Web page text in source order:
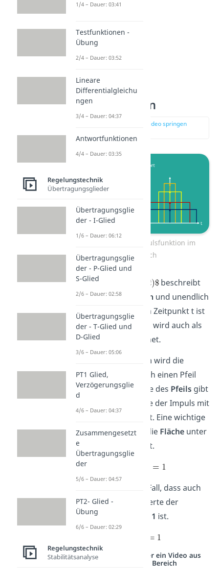
Impulsfunktion
zur Stelle im Video springen
Darstellung der Impulsfunktion im
Zeitbereich
Die Impulsfunktion
beschreibt
einen unendlich hohen und unendlich
kurzen Impuls
an dem Zeitpunkt t ist
gleich 0. Dieser Impuls wird auch als
Dirac-Impuls
bezeichnet.
Im Koordinatensystem wird die
unendliche Höhe
durch einen Pfeil
symbolisiert. Die Länge des Pfeilsgibt
dabei die Fläche an, die der Impuls mit
der x-Achse einschließt. Eine wichtige
Eigenschaft, ist, dass die Flächeunter
dem Impuls gleich
ist.
Das beutet in diesem Fall, dass auch
die Laplacetransformierte der
Impulsfunktion
gleich 1 ist.
Studyflix vernetzt: Hier ein Video aus
einem anderen Bereich
1/4 – Dauer: 03:41
Testfunktionen -
Übung
2/4 – Dauer: 03:52
Lineare
Differentialgleichu
ngen
3/4 – Dauer: 04:37
Antwortfunktionen
4/4 – Dauer: 03:35
Regelungstechnik
Übertragungsglieder
Übertragungsglie
der - I-Glied
1/6 – Dauer: 06:12
Übertragungsglie
der - P-Glied und
S-Glied
2/6 – Dauer: 02:58
Übertragungsglie
der - T-Glied und
D-Glied
3/6 – Dauer: 05:06
PT1 Glied,
Verzögerungsglie
d
4/6 – Dauer: 04:37
Zusammengesetzt
e
Übertragungsglie
der
5/6 – Dauer: 04:57
PT2- Glied -
Übung
6/6 – Dauer: 02:29
Regelungstechnik
Stabilitätsanalyse